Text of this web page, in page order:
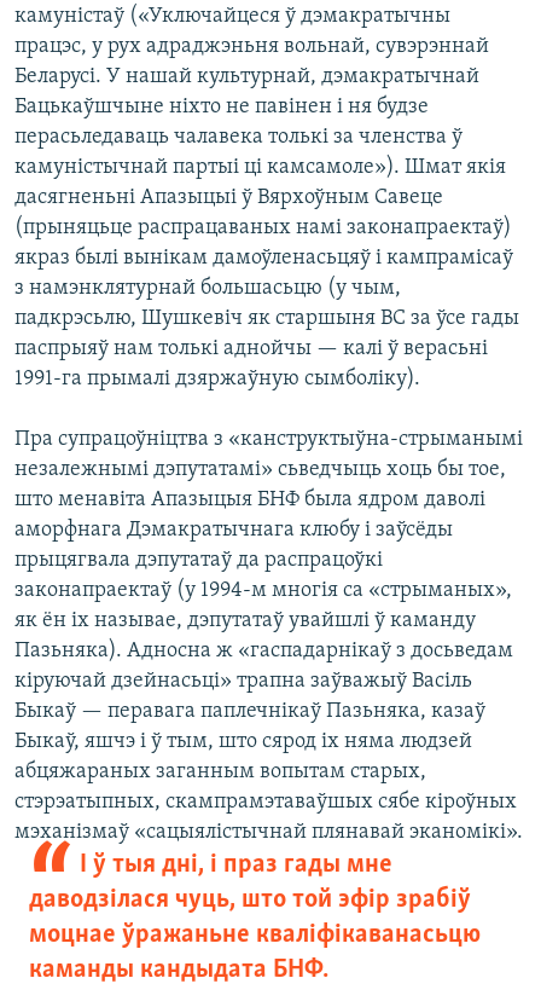
камуністаў («Уключайцеся ў дэмакратычны
працэс, у рух адраджэньня вольнай, сувэрэннай
Беларусі. У нашай культурнай, дэмакратычнай
Бацькаўшчыне ніхто не павінен і ня будзе
перасьледаваць чалавека толькі за членства ў
камуністычнай партыі ці камсамоле»). Шмат якія
дасягненьні Апазыцыі ў Вярхоўным Савеце
(прыняцьце распрацаваных намі законапраектаў)
якраз былі вынікам дамоўленасьцяў і кампрамісаў
з намэнклятурнай большасьцю (у чым,
падкрэсьлю, Шушкевіч як старшыня ВС за ўсе гады
паспрыяў нам толькі аднойчы — калі ў верасьні
1991-га прымалі дзяржаўную сымболіку).
Пра супрацоўніцтва з «канструктыўна-стрыманымі
незалежнымі дэпутатамі» сьведчыць хоць бы тое,
што менавіта Апазыцыя БНФ была ядром даволі
аморфнага Дэмакратычнага клюбу і заўсёды
прыцягвала дэпутатаў да распрацоўкі
законапраектаў (у 1994-м многія са «стрыманых»,
як ён іх называе, дэпутатаў увайшлі ў каманду
Пазьняка). Адносна ж «гаспадарнікаў з досьведам
кіруючай дзейнасьці» трапна заўважыў Васіль
Быкаў — перавага паплечнікаў Пазьняка, казаў
Быкаў, яшчэ і ў тым, што сярод іх няма людзей
абцяжараных заганным вопытам старых,
стэрэатыпных, скампрамэтаваўшых сябе кіроўных
мэханізмаў «сацыялістычнай плянавай эканомікі».
І ў тыя дні, і праз гады мне
даводзілася чуць, што той эфір зрабіў
моцнае ўражаньне кваліфікаванасьцю
каманды кандыдата БНФ.